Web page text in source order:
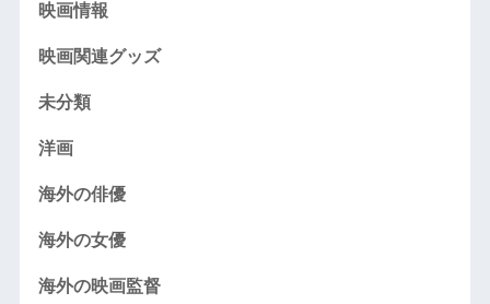
映画情報
映画関連グッズ
未分類
洋画
海外の俳優
海外の女優
海外の映画監督